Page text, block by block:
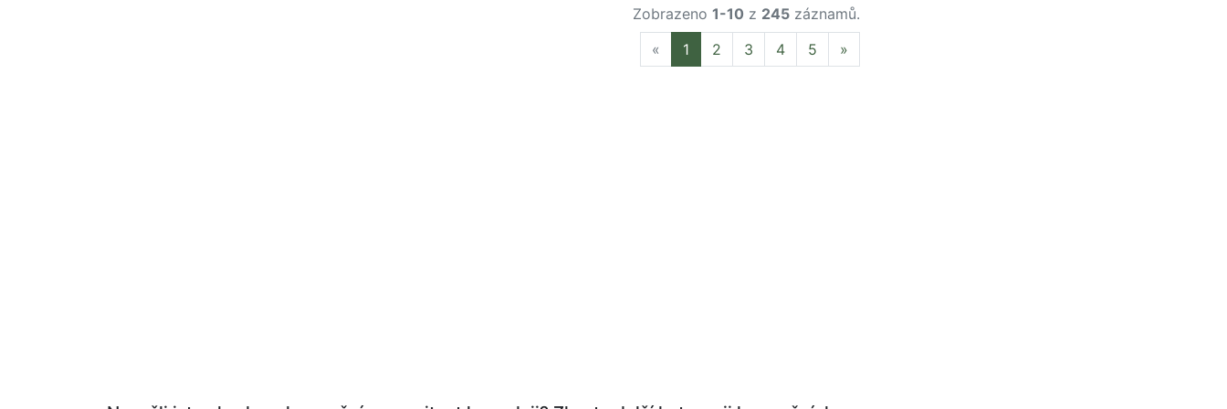
Zobrazeno 1-10 z 245 záznamů.
« Previous
1 2 3 4 5 »